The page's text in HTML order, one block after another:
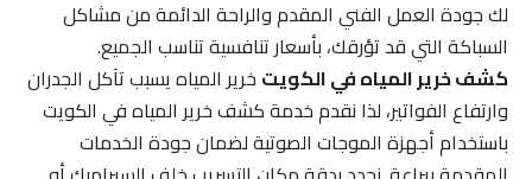
لك جودة العمل الفني المقدم والراحة الدائمة من مشاكل
السباكة التي قد تؤرقك، بأسعار تنافسية تناسب الجميع.
كشف خرير المياه في الكويتخرير المياه يسبب تآكل الجدران
وارتفاع الفواتير، لذا نقدم خدمة كشف خرير المياه في الكويت
باستخدام أجهزة الموجات الصوتية لضمان جودة الخدمات